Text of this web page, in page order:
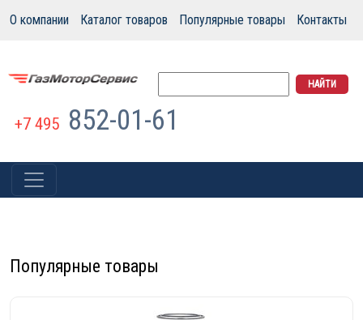
О компании Каталог товаров Популярные товары Контакты
+7 495 852-01-61
Популярные товары